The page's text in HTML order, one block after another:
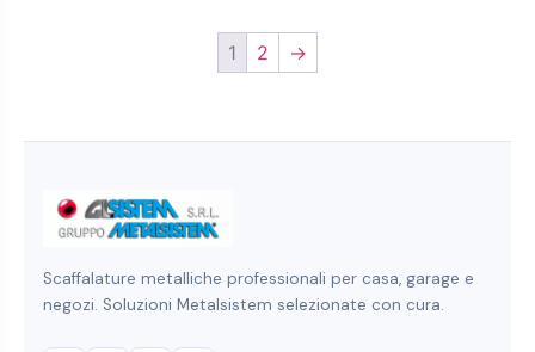
1 2 →
Scaffalature metalliche professionali per casa, garage e
negozi. Soluzioni Metalsistem selezionate con cura.